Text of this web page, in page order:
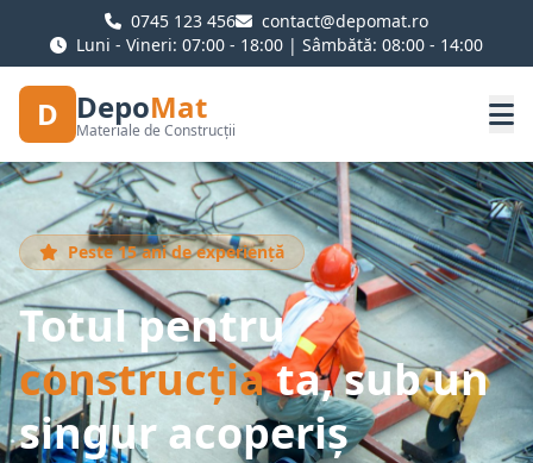
0745 123 456
contact@depomat.ro
Luni - Vineri: 07:00 - 18:00 | Sâmbătă: 08:00 - 14:00
D DepoMat
Materiale de Construcții
Peste 15 ani de experiență
Totul pentru
construcțiata, sub un
singur acoperiș